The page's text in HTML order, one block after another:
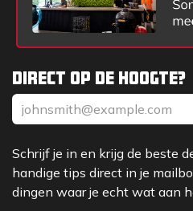
Hefhoogte2
Lengte zonder bak
Breedte op standaard
Aandrijving
Trekkracht
Sperfunctie
Werkhydrauliek
Rijsnelheid
Direct op de hoogte?
Schrijf je in en krijg de beste
handige tips direct in je
dingen waar je echt wat aan